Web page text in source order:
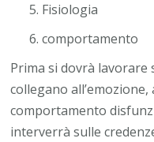
Fisiologia
comportamento
Prima si dovrà lavorare
collegano
comportamento
interverrà sulle